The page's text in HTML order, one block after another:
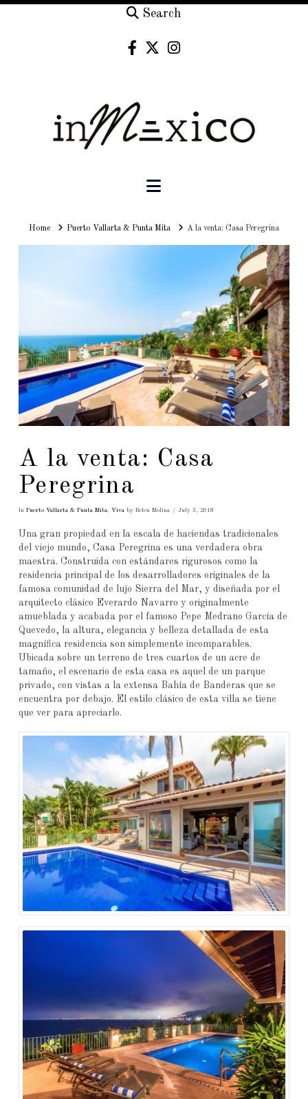
Search
Navigation
HomeHomePuerto Vallarta & Punta Mita A la venta: Casa Peregrina
A la venta: Casa
Peregrina
In Puerto Vallarta & Punta Mita, Vivaby Belen Molina July 3, 2018
Una gran propiedad en la escala de haciendas tradicionales
del viejo mundo, Casa Peregrina es una verdadera obra
maestra. Construida con estándares rigurosos como la
residencia principal de los desarrolladores originales de la
famosa comunidad de lujo Sierra del Mar, y diseñada por el
arquitecto clásico Everardo Navarro y originalmente
amueblada y acabada por el famoso Pepe Medrano García de
Quevedo, la altura, elegancia y belleza detallada de esta
magnífica residencia son simplemente incomparables.
Ubicada sobre un terreno de tres cuartos de un acre de
tamaño, el escenario de esta casa es aquel de un parque
privado, con vistas a la extensa Bahía de Banderas que se
encuentra por debajo. El estilo clásico de esta villa se tiene
que ver para apreciarlo.